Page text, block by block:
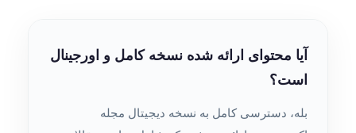
آیا محتوای ارائه شده نسخه کامل و اورجینال
است؟
بله، دسترسی کامل به نسخه دیجیتال مجله